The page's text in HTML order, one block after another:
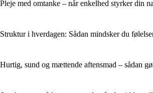
Pleje med omtanke – når enkelhed styrker din
Struktur i hverdagen: Sådan mindsker du
Hurtig, sund og mættende aftensmad – sådan